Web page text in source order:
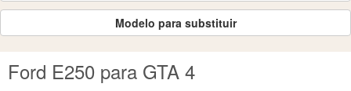
Modelo para substituir
Ford E250 para GTA 4